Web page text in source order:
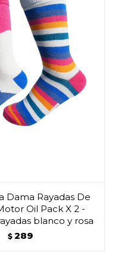
Dama Rayadas De
Oil Pack X 2 -
blanco y rosa
$ 289